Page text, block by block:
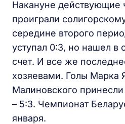
Накануне действующие
проиграли
середине второго
уступал 0:3, но нашел в
счет. И все же
хозяевами. Голы Марка
Малиновского
– 5:3. Чемпионат
января.